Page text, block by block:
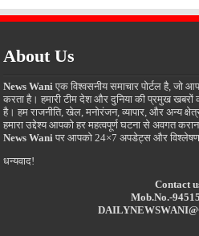
About Us
News Wani एक विश्वसनीय समाचार पोर्टल है, जो
करता है। हमारी टीम देश और दुनिया की प्रमुख
है। हम राजनीति, खेल, मनोरंजन, व्यापार, और अन्य
हमारा उद्देश्य आपको हर महत्वपूर्ण घटना से अवगत
News Wani पर आपको 24×7 अपडेट्स और
धन्यवाद!
Contact
Mob.No.-